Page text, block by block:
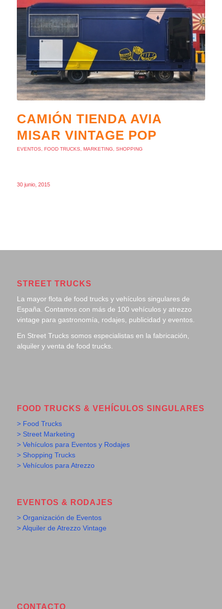
CAMIÓN TIENDA AVIA
MISAR VINTAGE POP
EVENTOS FOOD TRUCKS MARKETING SHOPPING
30 junio, 2015
STREET TRUCKS
La mayor flota de food trucks y vehículos singulares de
España. Contamos con más de 100 vehículos y atrezzo
vintage para gastronomía, rodajes, publicidad y eventos.
En Street Trucks somos especialistas en la fabricación,
alquiler y venta de food trucks.
FOOD TRUCKS & VEHÍCULOS SINGULARES
> Food Trucks
> Street Marketing
> Vehículos para Eventos y Rodajes
> Shopping Trucks
> Vehículos para Atrezzo
EVENTOS & RODAJES
> Organización de Eventos
> Alquiler de Atrezzo Vintage
CONTACTO